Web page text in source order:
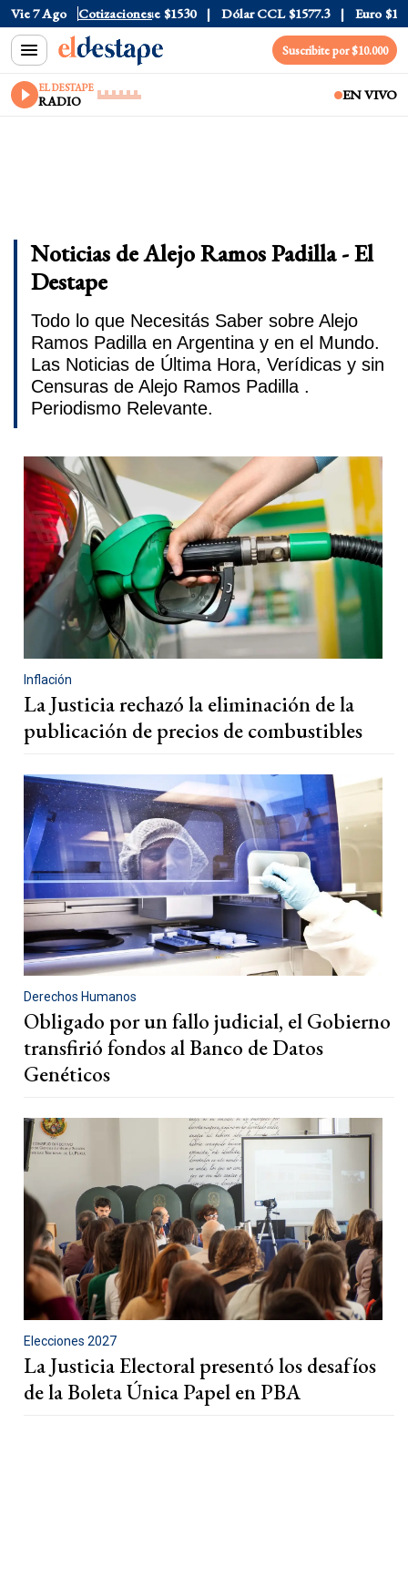
Vie 7 Ago Cotizaciones
$1976 Dólar Blue $1530 Dólar CCL $1577.3 Euro $1688.03
Suscribite por $10.000
EL DESTAPE
RADIO EN VIVO
Noticias de Alejo Ramos Padilla - El
Destape
Todo lo que Necesitás Saber sobre Alejo
Ramos Padilla en Argentina y en el Mundo.
Las Noticias de Última Hora, Verídicas y sin
Censuras de Alejo Ramos Padilla .
Periodismo Relevante.
Inflación
La Justicia rechazó la eliminación de la
publicación de precios de combustibles
Derechos Humanos
Obligado por un fallo judicial, el Gobierno
transfirió fondos al Banco de Datos
Genéticos
Elecciones 2027
La Justicia Electoral presentó los desafíos
de la Boleta Única Papel en PBA